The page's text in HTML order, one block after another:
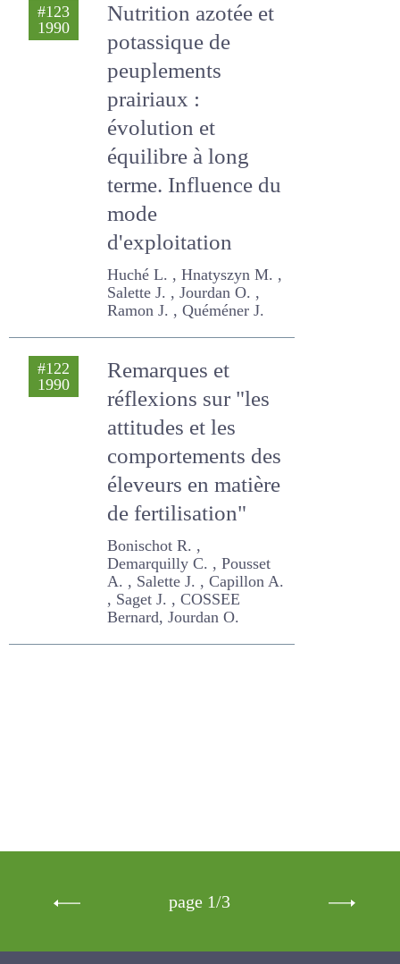
Nutrition azotée et
potassique de
peuplements
prairiaux :
évolution et
équilibre à long
terme. Influence
du mode
d'exploitation
Huché L. , Hnatyszyn M. ,
Remarques et
réflexions sur "les
attitudes et les
comportements
des éleveurs en
matière de
fertilisation"
Bonischot R. , Demarquilly
C. , Pousset A. , Salette J. ,
Capillon A. , Saget J. ,